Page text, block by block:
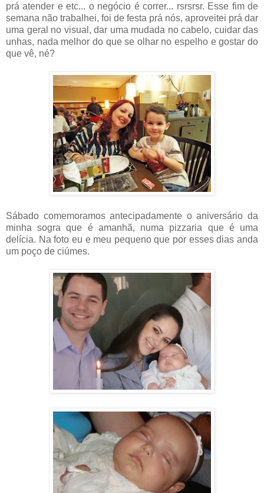
prá atender e etc... o negócio é correr... rsrsrsr. Esse fim de
semana não trabalhei, foi de festa prá nós, aproveitei prá dar
uma geral no visual, dar uma mudada no cabelo, cuidar das
unhas, nada melhor do que se olhar no espelho e gostar do
que vê, né?
Sábado comemoramos antecipadamente o aniversário da
minha sogra que é amanhã, numa pizzaria que é uma
delícia. Na foto eu e meu pequeno que por esses dias anda
um poço de ciúmes.